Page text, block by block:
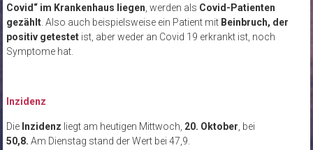
Covid“ im Krankenhaus liegen, werden als Covid-Patienten
gezählt. Also auch beispielsweise ein Patient mit Beinbruch, der
positiv getestetist, aber weder an Covid 19 erkrankt ist, noch
Symptome hat.
Inzidenz
Die Inzidenz liegt am heutigen Mittwoch, 20. Oktober, bei
50,8. Am Dienstag stand der Wert bei 47,9.